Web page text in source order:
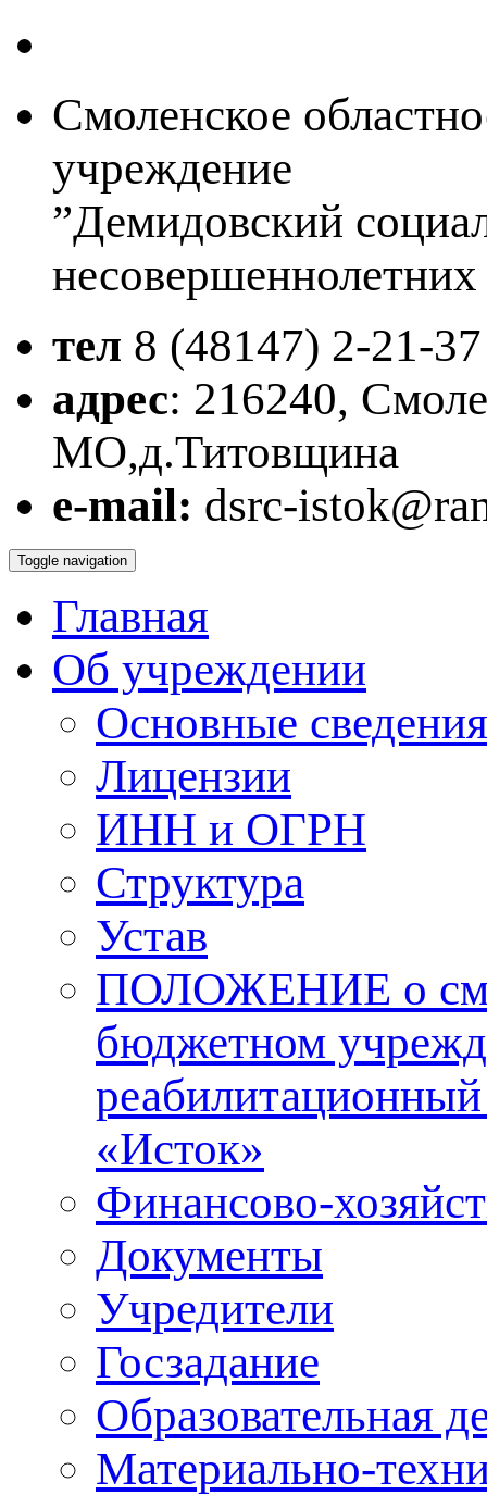
Смоленское
учреждение
”Демидовский
тел 8 (48147) 2-21-37
адрес: 216240,
МО,д.Титовщина
e-mail: dsrc-
Toggle navigation
Главная
Об учреждении
Основные
Лицензии
ИНН и ОГРН
Структура
Устав
ПОЛОЖЕНИЕ о
бюджетном
«Исток»
Финансово-
Документы
Учредители
Госзадание
Образовательная
Материально-